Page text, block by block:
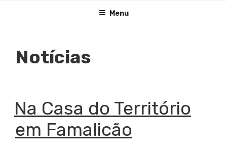
Menu
Notícias
EM
Na Casa do Território
em Famalicão